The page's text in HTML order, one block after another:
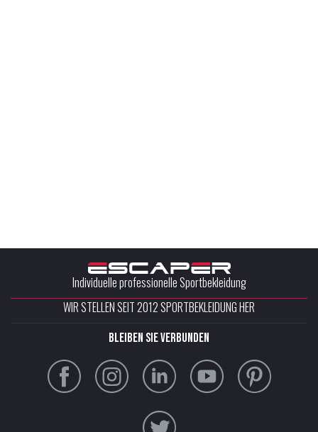
Individuelle professionelle Sportbekleidung
WIR STELLEN SEIT 2012 SPORTBEKLEIDUNG HER
Bleiben Sie verbunden